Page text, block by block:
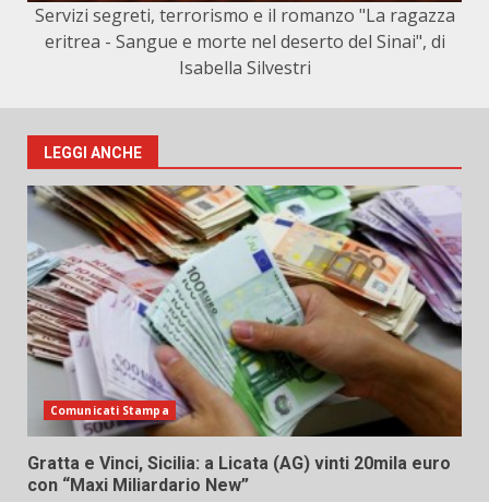
Servizi segreti, terrorismo e il romanzo "La ragazza
eritrea - Sangue e morte nel deserto del Sinai", di
Isabella Silvestri
LEGGI ANCHE
Comunicati Stampa
Gratta e Vinci, Sicilia: a Licata (AG) vinti 20mila euro
con “Maxi Miliardario New”